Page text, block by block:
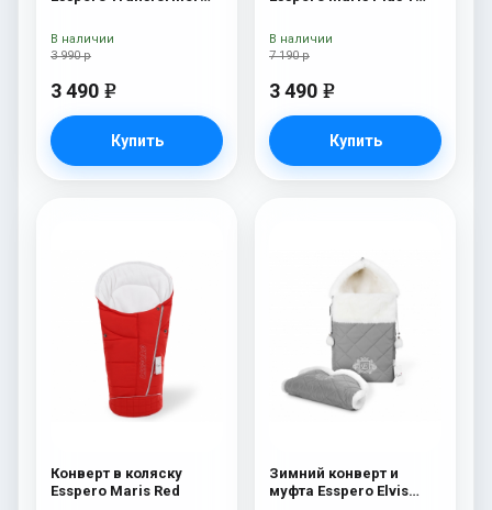
100% шерсть) Red
3 990 р
3 490 e
Купить
В наличии
мех) Red
7 190 р
3 490 e
Купить
В наличии
Конверт в коляску
Esspero Maris Red
Зимний конверт и
муфта Esspero Elvis